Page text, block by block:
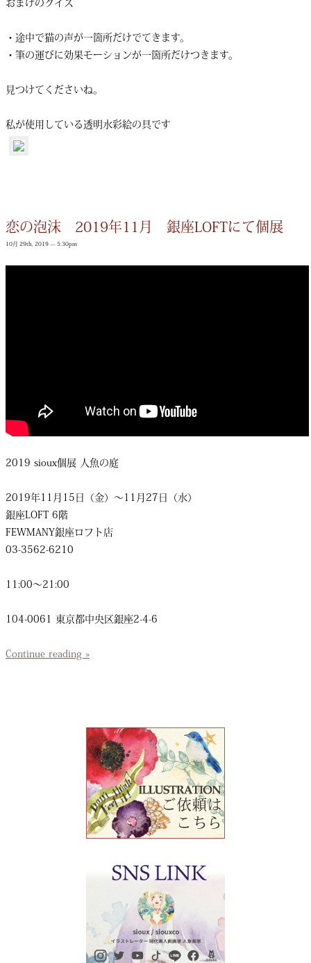
・途中で猫の声が一箇所だけでてきます。
・筆の運びに効果モーションが一箇所だけつきます。
見つけてくださいね。
私が使用している透明水彩絵の具です
恋の泡沫 2019年11月 銀座LOFTにて個展
10月 29th, 2019 — 5:30pm
2019 sioux個展 人魚の庭
2019年11月15日（金）〜11月27日（水）
銀座LOFT 6階
FEWMANY銀座ロフト店
03-3562-6210
11:00～21:00
104-0061 東京都中央区銀座2-4-6
Continue reading »